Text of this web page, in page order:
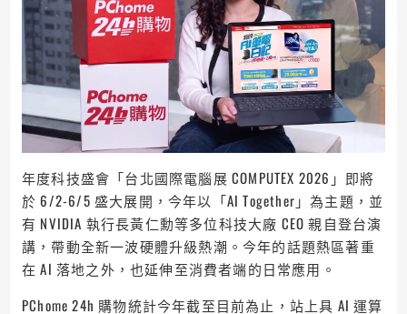
年度科技盛會「台北國際電腦展 COMPUTEX 2026」即將
於 6/2-6/5 盛大展開，今年以「AI Together」為主題，並
有 NVIDIA 執行長黃仁勳等多位科技大廠 CEO 親自登台演
講，帶動全新一波硬體升級熱潮。今年的話題熱區著重
在 AI 落地之外，也延伸至消費者端的日常應用。
PChome 24h 購物統計今年截至目前為止，站上具 AI 運算